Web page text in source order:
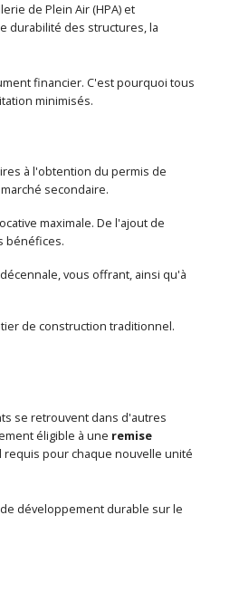
de Plein Air (HPA) et
durabilité des structures, la
financier. C'est pourquoi tous
minimisés.
à l'obtention du permis de
secondaire.
maximale. De l'ajout de
bénéfices.
vous offrant, ainsi qu'à
de construction traditionnel.
se retrouvent dans d'autres
éligible à une remise
pour chaque nouvelle unité
développement durable sur le